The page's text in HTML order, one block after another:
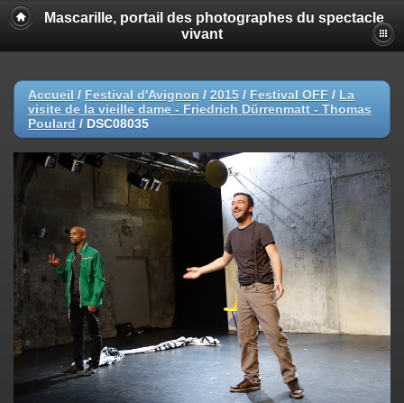
Mascarille, portail des photographes du spectacle
vivant
Accueil / Festival d'Avignon / 2015 / Festival OFF / La
visite de la vieille dame - Friedrich Dürrenmatt - Thomas
Poulard / DSC08035